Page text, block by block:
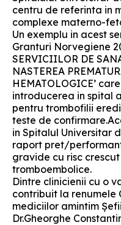
centru de referinta in
complexe materno-
Un exemplu in acest
Granturi Norvegiene
SERVICIILOR DE
NASTEREA
HEMATOLOGICE’
introducerea in spital
pentru trombofilii
teste de
in Spitalul Universitar
raport pret/
gravide cu risc
tromboembolice.
Dintre clinicienii cu o
contribuit la renumele
mediciilor amintim
Dr.Gheorghe